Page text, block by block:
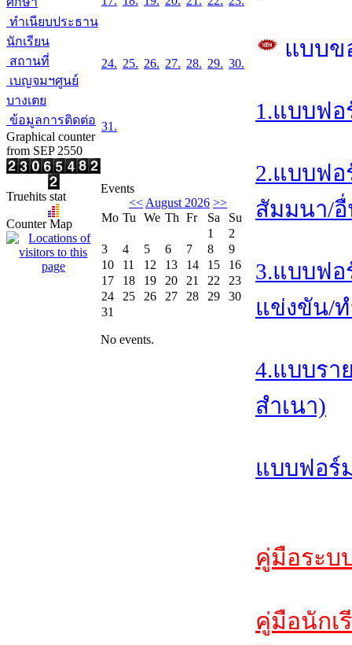
ทำเนียบประธาน
นักเรียน
สถานที่
เบญจมฯศูนย์
บางเตย
ข้อมูลการติดต่อ
Graphical counter
from SEP 2550
Truehits stat
Counter Map
24. 25. 26. 27. 28. 29. 30.
31.
Events
<< August 2026 >>
Mo Tu We Th Fr Sa
Su
1
2
3
4 5 6 7 8
9
10
11 12 13 14 15
16
17
18 19 20 21 22
23
24
25 26 27 28 29
30
31
No events.
แบบข
1.แบบฟ
2.แบบฟ
สัมมนา/
3.แบบฟอ
แข่งขัน/
4.แบบรา
สำเนา)
แบบฟอร์
คู่มือระบ
คู่มือนักเ